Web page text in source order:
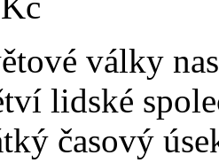
války
lidské
časový